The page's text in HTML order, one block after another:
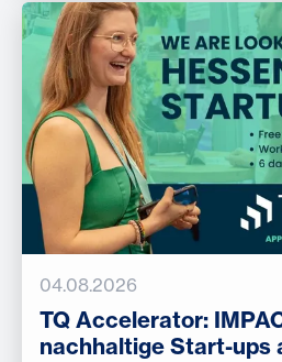
04.08.2026
TQ Accelerator:
nachhaltige Start-ups